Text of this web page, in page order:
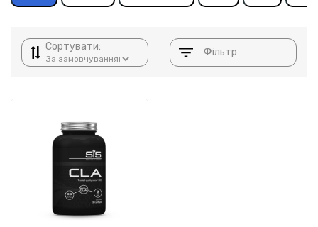
Сортувати: Фільтр